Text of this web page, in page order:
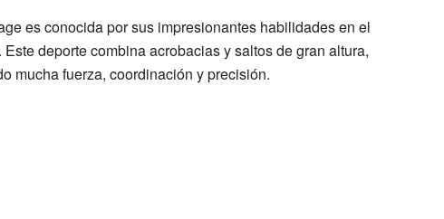
es conocida por sus impresionantes habilidades en el
Este deporte combina acrobacias y saltos de gran altura,
mucha fuerza, coordinación y precisión.